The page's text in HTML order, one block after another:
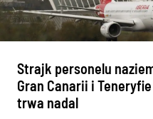
Strajk personelu
Gran Canarii i
trwa nadal